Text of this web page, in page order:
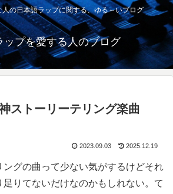
の日本語ラップに関する、ゆる～いブログ
ップを愛する人のブログ
ストーリーテリング楽曲
2023.09.03 2025.12.19
ングの曲って少ない気がするけどそれ
りてないだけなのかもしれない。て